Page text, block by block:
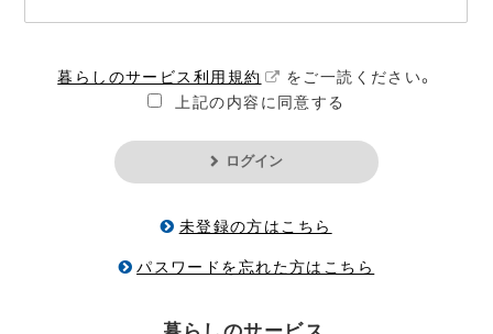
暮らしのサービス利用規約
をご一読ください。
上記の内容に同意する
ログイン
未登録の方はこちら
パスワードを忘れた方はこちら
暮らしのサービス